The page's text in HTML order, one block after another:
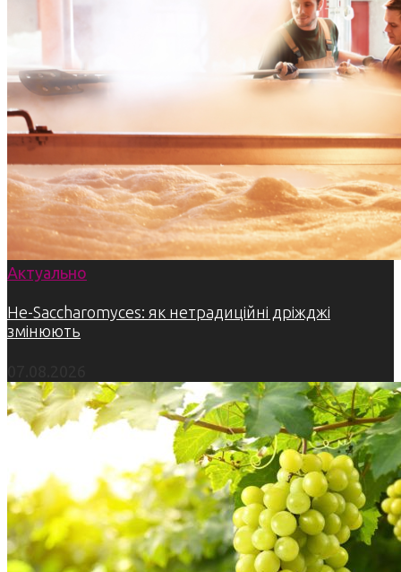
Актуально
Не-Saccharomyces: як нетрадиційні дріжджі
змінюють